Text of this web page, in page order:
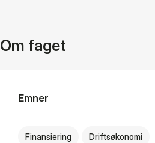
Om faget
Emner
Finansiering Driftsøkonomi